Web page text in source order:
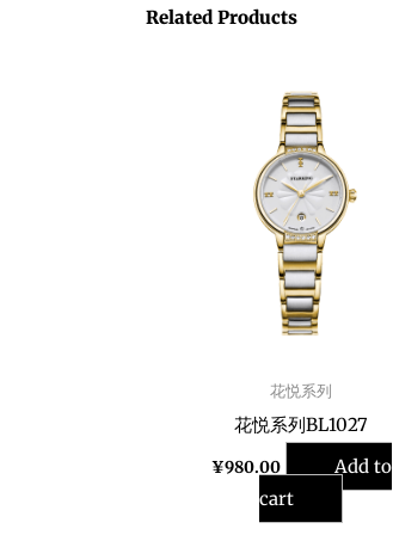
Related Products
花悦系列
花悦系列BL1027
¥980.00
Add to
cart